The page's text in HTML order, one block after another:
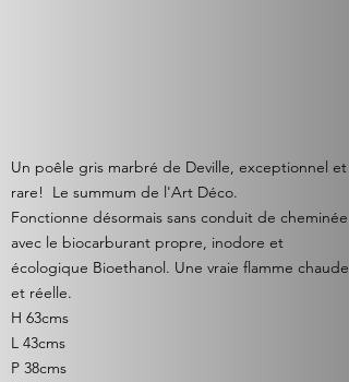
Un poêle gris marbré de Deville, exceptionnel et
rare! Le summum de l'Art Déco.
Fonctionne désormais sans conduit de cheminée
avec le biocarburant propre, inodore et
écologique Bioethanol. Une vraie flamme chaude
et réelle.
H 63cms
L 43cms
P 38cms